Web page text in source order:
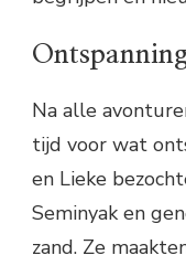
Na alle
tijd voor wat
en Lieke
Seminyak en
zand. Ze